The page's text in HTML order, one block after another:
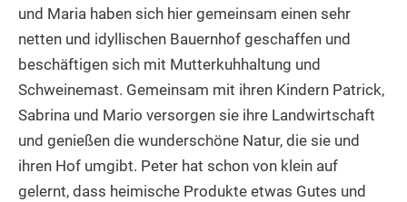
und Maria haben sich hier gemeinsam einen sehr
netten und idyllischen Bauernhof geschaffen und
beschäftigen sich mit Mutterkuhhaltung und
Schweinemast. Gemeinsam mit ihren Kindern Patrick,
Sabrina und Mario versorgen sie ihre Landwirtschaft
und genießen die wunderschöne Natur, die sie und
ihren Hof umgibt. Peter hat schon von klein auf
gelernt, dass heimische Produkte etwas Gutes und